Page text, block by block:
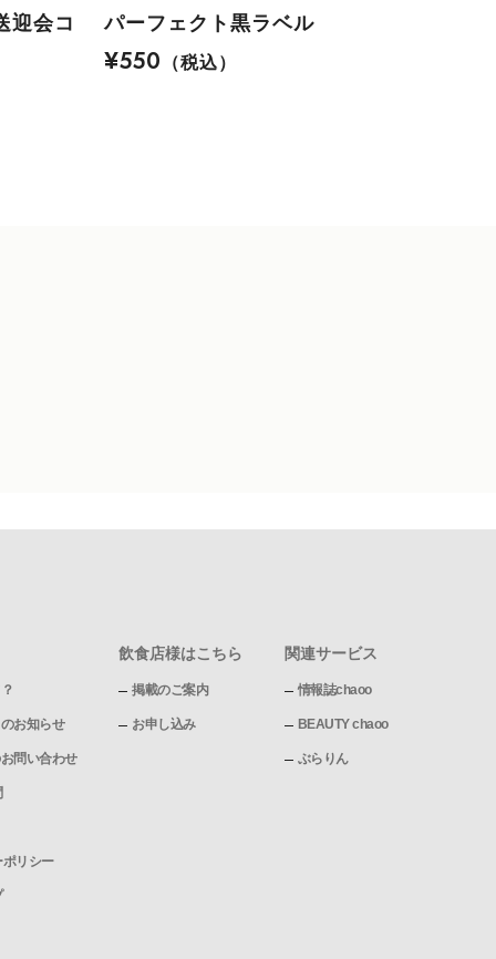
迎会コ
パーフェクト黒ラベル
¥550
（税込）
お知らせ
問い合わせ
リシー
飲食店様はこちら
掲載のご案内
お申し込み
関連サービス
情報誌chaoo
BEAUTY chaoo
ぶらりん